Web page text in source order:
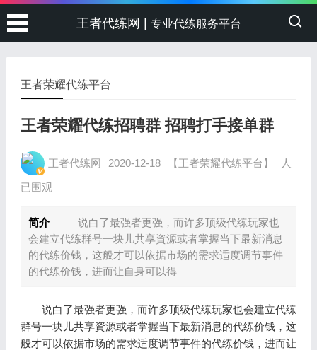
王者代练网 | 专业代练服务平台
王者荣耀代练平台
王者荣耀代练招聘群 招聘打手接单群
王者代练网 2020-12-18 【王者荣耀代练平台】
人
已围观
简介
说白了最强者更强，而许多顶级代练玩家也
会建立代练群号一块儿共享資源或者掌握当下最新消息
的代练价钱，这般才可以依据市场的需求适度调节事件
的代练价钱，进而让自身可以得
说白了最强者更强，而许多顶级代练玩家也会建立代练
群号一块儿共享資源或者掌握当下最新消息的代练价钱，这
般才可以依据市场的需求适度调节事件的代练价钱，进而让